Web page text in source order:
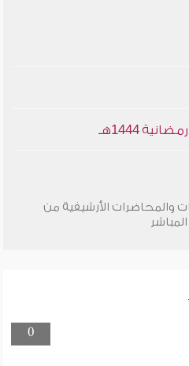
1444هـ
والمحاضرات الأرشيفية من
0